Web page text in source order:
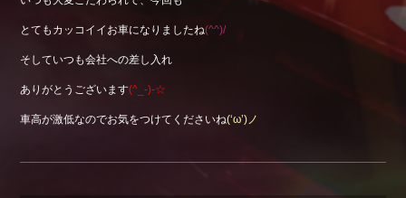
とてもカッコイイお車になりましたね(^^)/
そしていつも会社への差し入れ
ありがとうございます(^_-)-☆
車高が激低なのでお気をつけてくださいね(‘ω’)ノ